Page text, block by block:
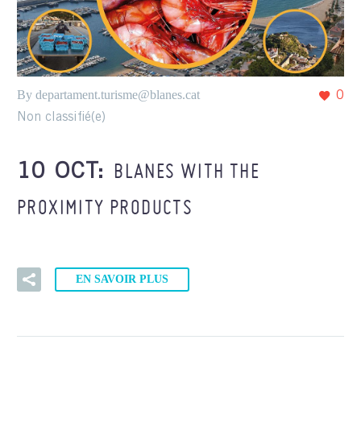
0
By departament.turisme@blanes.cat
Non classifié(e)
10 OCT: BLANES WITH THE
PROXIMITY PRODUCTS
EN SAVOIR PLUS